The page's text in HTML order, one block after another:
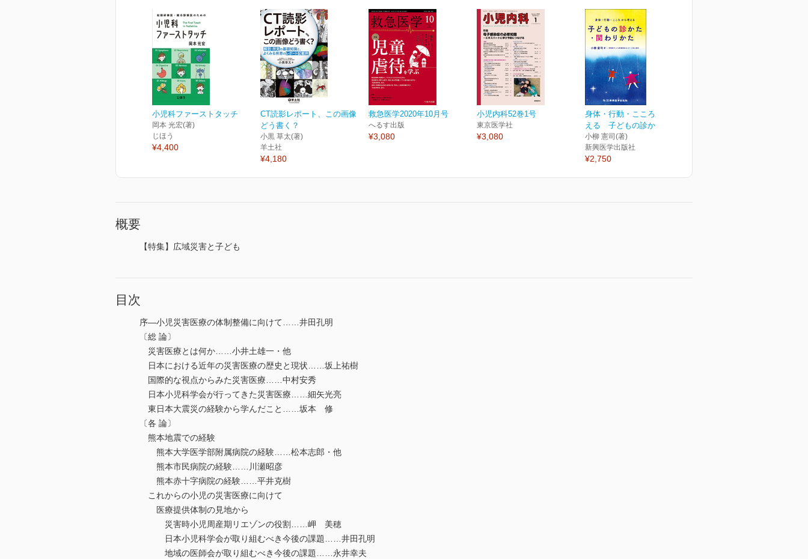
小児科ファーストタッチ
岡本 光宏(著)
じほう
¥4,400
CT読影レポート、この画像
どう書く？
小黒 草太(著)
羊土社
¥4,180
救急医学2020年10月号
へるす出版
¥3,080
小児内科52巻1号
東京医学社
¥3,080
身体・行動・こころから考
える 子どもの診かた・...
小柳 憲司(著)
新興医学出版社
¥2,750
概要
【特集】広域災害と子ども
目次
序―小児災害医療の体制整備に向けて……井田孔明
〔総 論〕
災害医療とは何か……小井土雄一・他
日本における近年の災害医療の歴史と現状……坂上祐樹
国際的な視点からみた災害医療……中村安秀
日本小児科学会が行ってきた災害医療……細矢光亮
東日本大震災の経験から学んだこと……坂本 修
〔各 論〕
熊本地震での経験
熊本大学医学部附属病院の経験……松本志郎・他
熊本市民病院の経験……川瀬昭彦
熊本赤十字病院の経験……平井克樹
これからの小児の災害医療に向けて
医療提供体制の見地から
災害時小児周産期リエゾンの役割……岬 美穂
日本小児科学会が取り組むべき今後の課題……井田孔明
地域の医師会が取り組むべき今後の課題……永井幸夫